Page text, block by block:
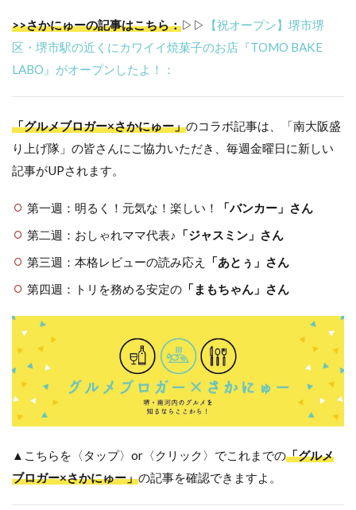
>>さかにゅーの記事はこちら：▷▷
【祝オープン】堺市堺
区・堺市駅の近くにカワイイ焼菓子のお店『TOMO BAKE
LABO』がオープンしたよ！：
「グルメブロガー×さかにゅー」のコラボ記事は、「南大阪盛
り上げ隊」の皆さんにご協力いただき、毎週金曜日に新しい
記事がUPされます。
第一週：明るく！元気な！楽しい！
「バンカー」さん
第二週：おしゃれママ代表♪ 「ジャスミン」さん
第三週：本格レビューの読み応え
「あとぅ」さん
第四週：トリを務める安定の「まもちゃん」さん
▲こちらを〈タップ〉or〈クリック〉でこれまでの「グルメ
ブロガー×さかにゅー」の記事を確認できますよ。